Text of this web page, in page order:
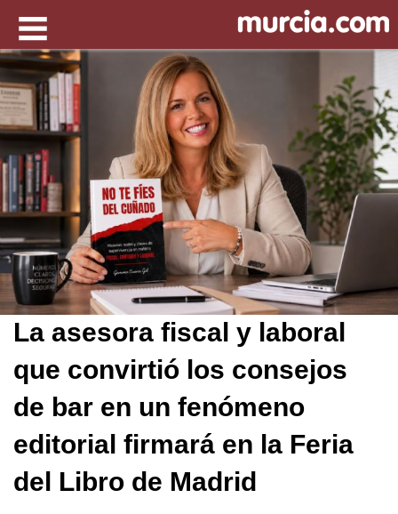
La asesora fiscal y laboral
que convirtió los consejos
de bar en un fenómeno
editorial firmará en la Feria
del Libro de Madrid